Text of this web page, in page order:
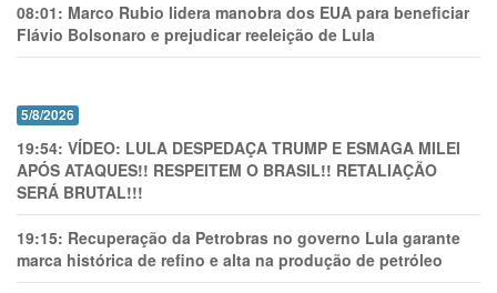
08:01: Marco Rubio lidera manobra dos EUA para beneficiar
Flávio Bolsonaro e prejudicar reeleição de Lula
5/8/2026
19:54: VÍDEO: LULA DESPEDAÇA TRUMP E ESMAGA MILEI
APÓS ATAQUES!! RESPEITEM O BRASIL!! RETALIAÇÃO
SERÁ BRUTAL!!!
19:15: Recuperação da Petrobras no governo Lula garante
marca histórica de refino e alta na produção de petróleo